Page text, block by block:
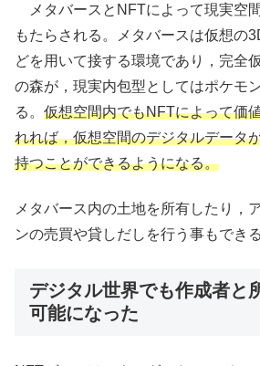
メタバースとNFTによって現実空
もたらされる。メタバースは仮想の
どを用いて接する環境であり，完全
の森が，現実内包型としてはポケモ
る。 仮想空間内でもNFTによって価
れれば，仮想空間のデジタルデータ
持つことができるようになる。
メタバース内の土地を所有したり，
ンの売買や貸しだしを行う事もでき
デジタル世界でも作成者と
可能になった